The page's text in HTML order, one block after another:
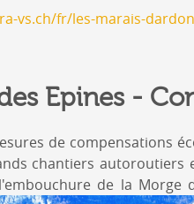
vs.ch/fr/les-marais-
Epines -
de compensations
chantiers autoroutiers
de la